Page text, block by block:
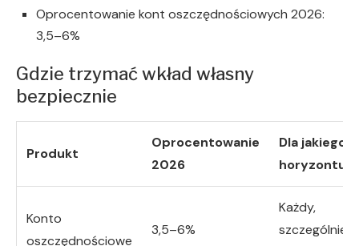
Oprocentowanie kont oszczędnościowych 2026:
3,5–6%
Gdzie trzymać wkład własny
bezpiecznie
Produkt
Oprocentowanie
2026
Dla jakiego
horyzontu
Konto
oszczędnościowe
3,5–6%
Każdy,
szczególnie